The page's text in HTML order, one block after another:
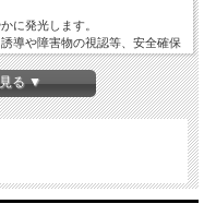
に発光します。
導や障害物の視認等、安全確保
ープ材とは異なり、剥がれる心
る ▼